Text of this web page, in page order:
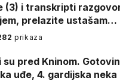
(3) i transkripti
prelazite ustašam…
prikaza
uđe, 4. gardijska